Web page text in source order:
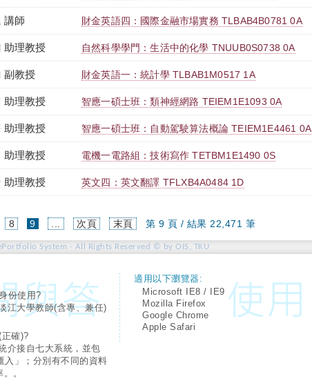
講師 財金英語四：國際金融市場實務 TLBAB4B0781 0A
助理教授 自然科學學門：生活中的化學 TNUUB0S0738 0A
副教授 財金英語一：統計學 TLBAB1M0517 1A
助理教授 智應一碩士班：類神經網路 TEIEM1E1093 0A
助理教授 智應一碩士班：自動駕駛算法概論 TEIEM1E4461 0A
助理教授 電機一電路組：技術寫作 TETBM1E1490 0S
助理教授 英文四：英文翻譯 TFLXB4A0484 1D
8 9(current) 次頁 末頁 第 9 頁 / 結果 22,471 筆
System - All Rights Reserved © by OIS, TKU
份使用?
江大學教師(含專、兼任)
確)?
介接自七大系統，並包
入」；分別有不同的資料
。
適用以下瀏覽器:
Microsoft IE8 / IE9
Mozilla Firefox
Google Chrome
Apple Safari